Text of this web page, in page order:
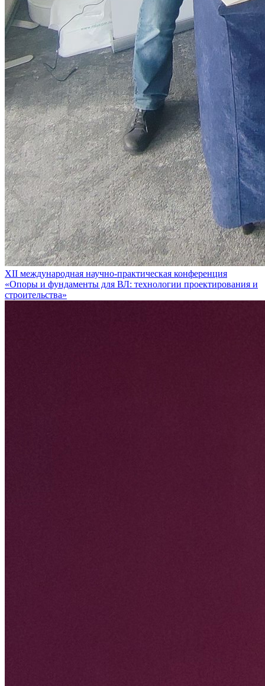
XII международная научно-практическая конференция
«Опоры и фундаменты для ВЛ: технологии проектирования и
строительства»